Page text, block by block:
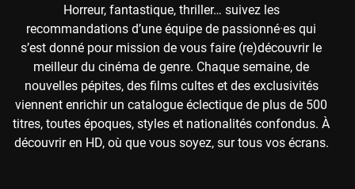
Horreur, fantastique, thriller… suivez les
recommandations d’une équipe de passionné·es qui
s’est donné pour mission de vous faire (re)découvrir le
meilleur du cinéma de genre. Chaque semaine, de
nouvelles pépites, des films cultes et des exclusivités
viennent enrichir un catalogue éclectique de plus de 500
titres, toutes époques, styles et nationalités confondus. À
découvrir en HD, où que vous soyez, sur tous vos écrans.